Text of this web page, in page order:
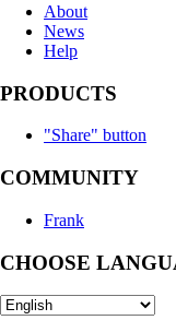
About
News
Help
PRODUCTS
"Share" button
COMMUNITY
Frank
CHOOSE